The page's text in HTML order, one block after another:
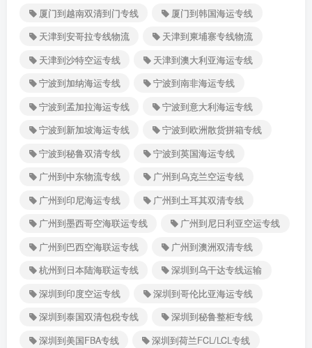
厦门到越南双清到门专线
厦门到韩国海运专线
天津到安哥拉专线物流
天津到柬埔寨专线物流
天津到沙特空运专线
天津到澳大利亚海运专线
宁波到加纳海运专线
宁波到南非海运专线
宁波到孟加拉海运专线
宁波到意大利海运专线
宁波到新加坡海运专线
宁波到欧洲散货拼箱专线
宁波到秘鲁双清专线
宁波到英国海运专线
广州到中东物流专线
广州到乌克兰空运专线
广州到印尼海运专线
广州到土耳其双清专线
广州到墨西哥空海联运专线
广州到尼日利亚空运专线
广州到巴西空海联运专线
广州到澳洲双清专线
杭州到日本陆海联运专线
深圳到乌干达专线运输
深圳到印度空运专线
深圳到哥伦比亚海运专线
深圳到泰国双清包税专线
深圳到秘鲁整柜专线
深圳到美国FBA专线
深圳到荷兰FCL/LCL专线